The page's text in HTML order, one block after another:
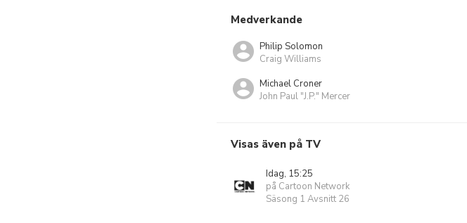
Medverkande
Philip Solomon
Craig Williams
Michael Croner
John Paul "J.P." Mercer
Visas även på TV
Idag, 15:25
på Cartoon Network
Säsong 1 Avsnitt 26